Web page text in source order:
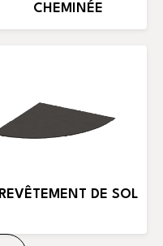
CHEMINÉE
REVÊTEMENT DE SOL